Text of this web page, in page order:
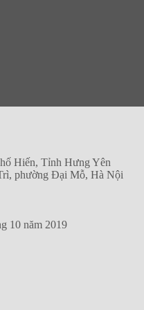
Hiến, Tỉnh Hưng Yên
phường Đại Mỗ, Hà Nội
10 năm 2019